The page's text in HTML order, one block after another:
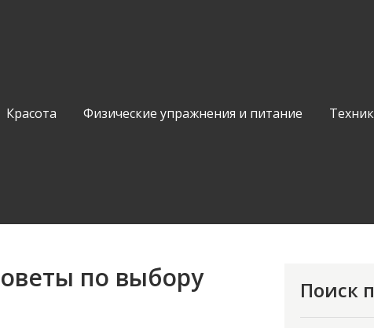
Красота Физические упражнения и питание
по выбору
Поиск